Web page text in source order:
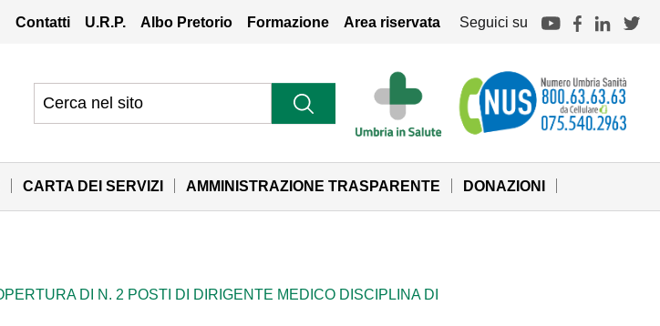
Contatti U.R.P. Albo Pretorio Formazione Area riservata Seguici su
CARTA DEI SERVIZI AMMINISTRAZIONE TRASPARENTE
DONAZIONI
DI N. 2 POSTI DI DIRIGENTE MEDICO DISCIPLINA DI